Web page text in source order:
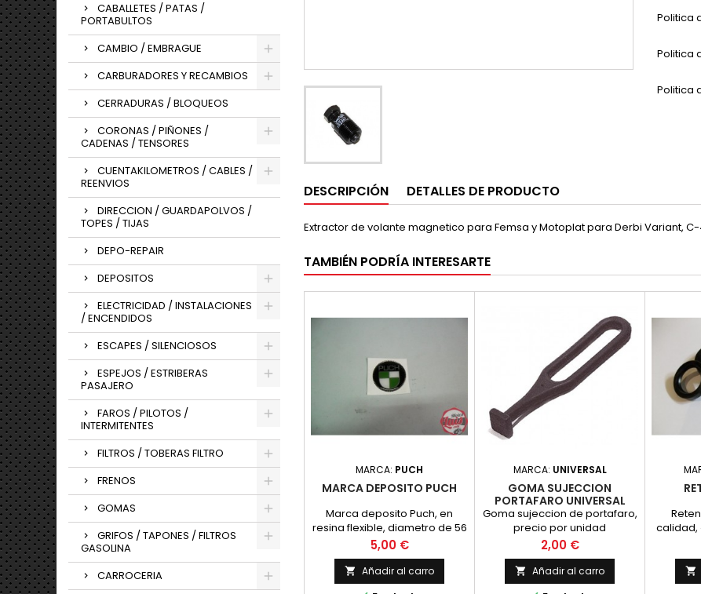
CABALLETES / PATAS /
PORTABULTOS
CAMBIO / EMBRAGUE
CARBURADORES Y RECAMBIOS
CERRADURAS / BLOQUEOS
CORONAS / PIÑONES /
CADENAS / TENSORES
CUENTAKILOMETROS / CABLES /
REENVIOS
DIRECCION / GUARDAPOLVOS /
TOPES / TIJAS
DEPO-REPAIR
DEPOSITOS
ELECTRICIDAD / INSTALACIONES
/ ENCENDIDOS
ESCAPES / SILENCIOSOS
ESPEJOS / ESTRIBERAS
PASAJERO
FAROS / PILOTOS /
INTERMITENTES
FILTROS / TOBERAS FILTRO
FRENOS
GOMAS
GRIFOS / TAPONES / FILTROS
GASOLINA
CARROCERIA
Politica
Politica
Politica
DESCRIPCIÓN DETALLES DE PRODUCTO
Extractor de volante magnetico para Femsa y Motoplat para Derbi Variant, C-
TAMBIÉN PODRÍA INTERESARTE
MARCA: PUCH
MARCA DEPOSITO PUCH
Marca deposito Puch, en
resina flexible, diametro de 56
mm.
Precio
5,00 €
 Añadir al carro
MARCA: UNIVERSAL
GOMA SUJECCION
PORTAFARO UNIVERSAL
Goma sujeccion de portafaro,
precio por unidad
Precio
2,00 €
 Añadir al carro
calidad,
de
